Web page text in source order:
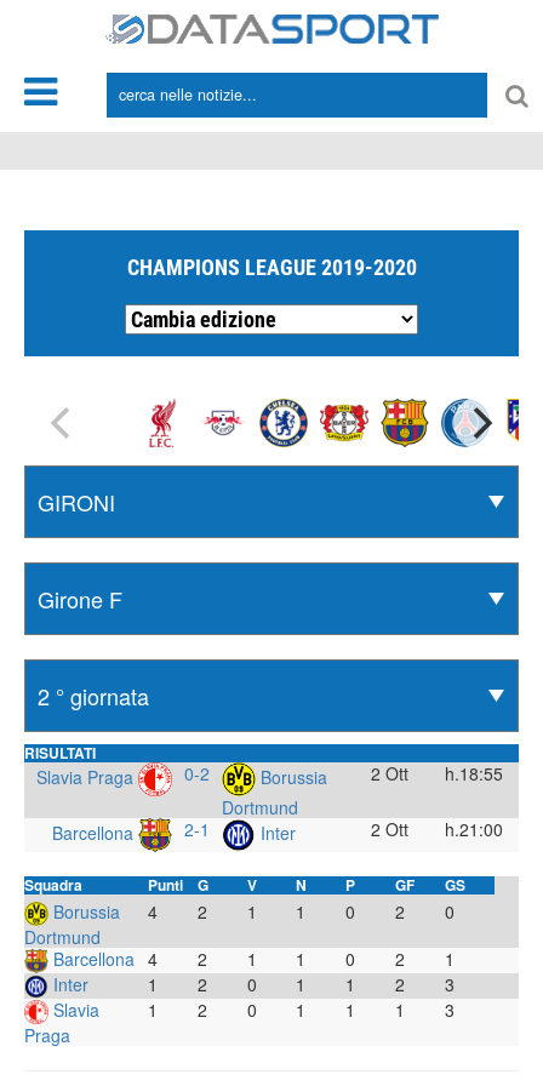
CHAMPIONS LEAGUE 2019-2020
RISULTATI
Slavia Praga 0-2
Borussia
Dortmund
2 Ott h.18:55
Barcellona 2-1 Inter 2 Ott h.21:00
Squadra Punti G V N P GF GS
Borussia
Dortmund
4 2 1 1 0 2
0
Barcellona 4 2 1 1 0 2
1
Inter
1 2 0 1 1 2
3
Slavia
Praga
1 2 0 1 1 1 3